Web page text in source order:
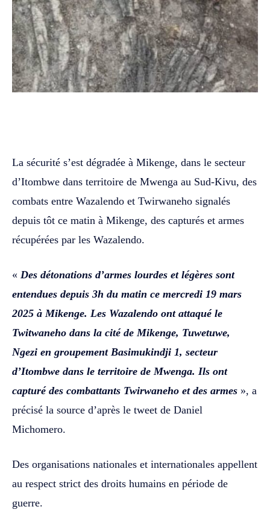
La sécurité s’est dégradée à Mikenge, dans le secteur
d’Itombwe dans territoire de Mwenga au Sud-Kivu, des
combats entre Wazalendo et Twirwaneho signalés
depuis tôt ce matin à Mikenge, des capturés et armes
récupérées par les Wazalendo.
« Des détonations d’armes lourdes et légères sont
entendues depuis 3h du matin ce mercredi 19 mars
2025 à Mikenge. Les Wazalendo ont attaqué le
Twitwaneho dans la cité de Mikenge, Tuwetuwe,
Ngezi en groupement Basimukindji 1, secteur
d’Itombwe dans le territoire de Mwenga. Ils ont
capturé des combattants Twirwaneho et des armes », a
précisé la source d’après le tweet de Daniel
Michomero.
Des organisations nationales et internationales appellent
au respect strict des droits humains en période de
guerre.